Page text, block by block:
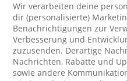
Wir verarbeiten deine
dir (personalisierte)
Benachrichtigungen zur
Verbesserung und
zuzusenden. Derartige
Nachrichten, Rabatte und
sowie andere